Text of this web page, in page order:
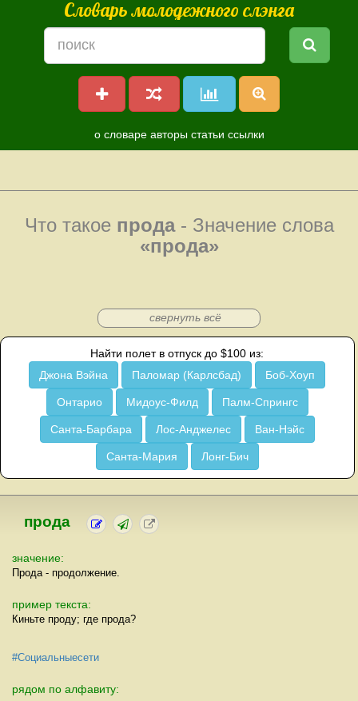
Словарь молодежного слэнга
о словаре авторы статьи ссылки
Что такое прода- Значение слова
«прода»
свернуть всё
Найти полет в отпуск до $100 из:
Джона Вэйна
Паломар (Карлсбад) Боб-Хоуп
Онтарио Мидоус-Филд Палм-Спрингс
Санта-Барбара Лос-Анджелес Ван-Нэйс
Санта-Мария Лонг-Бич
прода
значение:
Прода - продолжение.
пример текста:
Киньте проду; где прода?
#Социальныесети
рядом по алфавиту: